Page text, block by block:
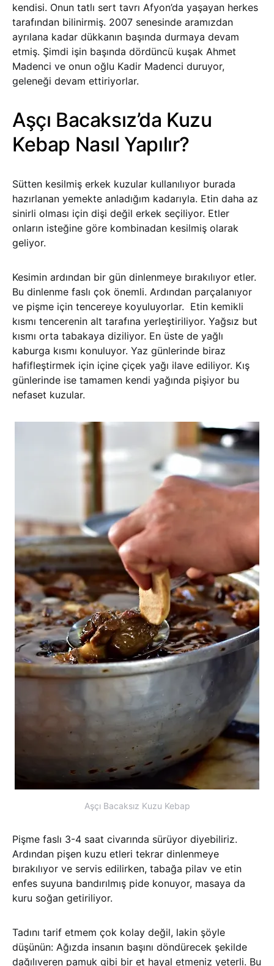
kendisi. Onun tatlı sert tavrı Afyon’da yaşayan herkes
tarafından bilinirmiş. 2007 senesinde aramızdan
ayrılana kadar dükkanın başında durmaya devam
etmiş. Şimdi işin başında dördüncü kuşak Ahmet
Madenci ve onun oğlu Kadir Madenci duruyor,
geleneği devam ettiriyorlar.
Aşçı Bacaksız’da Kuzu
Kebap Nasıl Yapılır?
Sütten kesilmiş erkek kuzular kullanılıyor burada
hazırlanan yemekte anladığım kadarıyla. Etin daha az
sinirli olması için dişi değil erkek seçiliyor. Etler
onların isteğine göre kombinadan kesilmiş olarak
geliyor.
Kesimin ardından bir gün dinlenmeye bırakılıyor etler.
Bu dinlenme faslı çok önemli. Ardından parçalanıyor
ve pişme için tencereye koyuluyorlar. Etin kemikli
kısmı tencerenin alt tarafına yerleştiriliyor. Yağsız but
kısmı orta tabakaya diziliyor. En üste de yağlı
kaburga kısmı konuluyor. Yaz günlerinde biraz
hafifleştirmek için içine çiçek yağı ilave ediliyor. Kış
günlerinde ise tamamen kendi yağında pişiyor bu
nefaset kuzular.
Aşçı Bacaksız Kuzu Kebap
Pişme faslı 3-4 saat civarında sürüyor diyebiliriz.
Ardından pişen kuzu etleri tekrar dinlenmeye
bırakılıyor ve servis edilirken, tabağa pilav ve etin
enfes suyuna bandırılmış pide konuyor, masaya da
kuru soğan getiriliyor.
Tadını tarif etmem çok kolay değil, lakin şöyle
düşünün: Ağızda insanın başını döndürecek şekilde
dağılıveren pamuk gibi bir et hayal etmeniz yeterli. Bu